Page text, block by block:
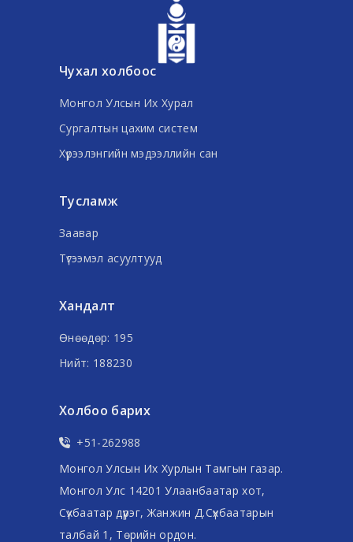
Чухал холбоос
Монгол Улсын Их Хурал
Сургалтын цахим систем
Хүрээлэнгийн мэдээллийн сан
Тусламж
Заавар
Түгээмэл асуултууд
Хандалт
Өнөөдөр: 195
Нийт: 188230
Холбоо барих
+51-262988
Монгол Улсын Их Хурлын Тамгын газар.
Монгол Улс 14201 Улаанбаатар хот,
Сүхбаатар дүүрэг, Жанжин Д.Сүхбаатарын
талбай 1, Төрийн ордон.